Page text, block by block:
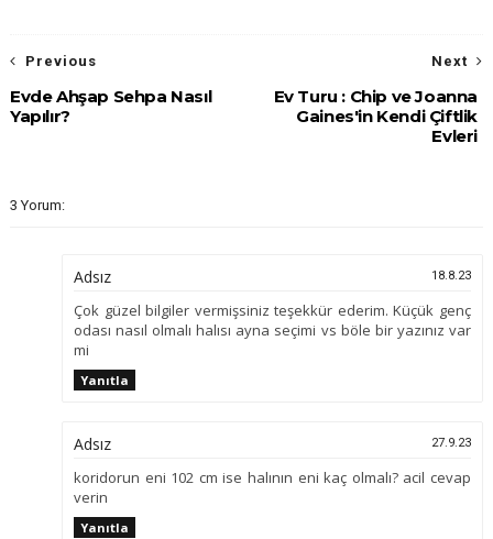
Next
Ev Turu : Chip ve Joanna
Gaines'in Kendi Çiftlik
Evleri
Previous
Evde Ahşap Sehpa Nasıl
Yapılır?
3 Yorum:
Adsız 18.8.23
Çok güzel bilgiler vermişsiniz teşekkür ederim. Küçük genç
odası nasıl olmalı halısı ayna seçimi vs böle bir yazınız var
mi
Yanıtla
Adsız 27.9.23
koridorun eni 102 cm ise halının eni kaç olmalı? acil cevap
verin
Yanıtla